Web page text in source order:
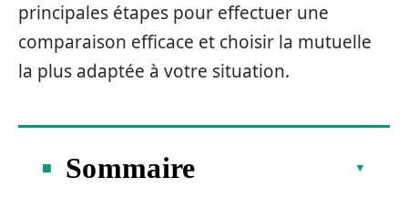
principales étapes pour effectuer une
comparaison efficace et choisir la mutuelle
la plus adaptée à votre situation.
Sommaire